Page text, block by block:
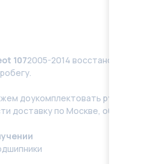
1072005-2014 восстановленные
дoукомплeктoвать pулевую
доставку по Москве, области.